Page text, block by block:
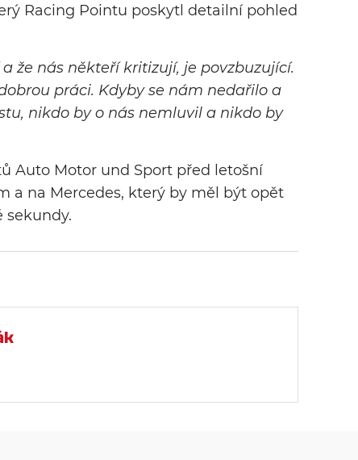
Racing Pointu poskytl detailní pohled
že nás někteří kritizují, je povzbuzující.
práci. Kdyby se nám nedařilo a
nikdo by o nás nemluvil a nikdo by
Auto Motor und Sport před letošní
a na Mercedes, který by měl být opět
sekundy.